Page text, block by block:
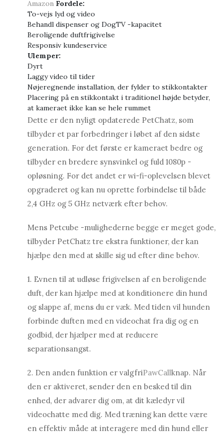
Amazon Fordele:
To-vejs lyd og video
Behandl dispenser og DogTV -kapacitet
Beroligende duftfrigivelse
Responsiv kundeservice
Ulemper:
Dyrt
Laggy video til tider
Nøjeregnende installation, der fylder to stikkontakter
Placering på en stikkontakt i traditionel højde betyder,
at kameraet ikke kan se hele rummet
Dette er den nyligt opdaterede PetChatz, som
tilbyder et par forbedringer i løbet af den sidste
generation. For det første er kameraet bedre og
tilbyder en bredere synsvinkel og fuld 1080p -
opløsning. For det andet er wi-fi-oplevelsen blevet
opgraderet og kan nu oprette forbindelse til både
2,4 GHz og 5 GHz netværk efter behov.
Mens Petcube -mulighederne begge er meget gode,
tilbyder PetChatz tre ekstra funktioner, der kan
hjælpe den med at skille sig ud efter dine behov.
1. Evnen til at udløse frigivelsen af ​​en beroligende
duft, der kan hjælpe med at konditionere din hund
og slappe af, mens du er væk. Med tiden vil hunden
forbinde duften med en videochat fra dig og en
godbid, der hjælper med at reducere
separationsangst.
2. Den anden funktion er valgfriPawCallknap. Når
den er aktiveret, sender den en besked til din
enhed, der advarer dig om, at dit kæledyr vil
videochatte med dig. Med træning kan dette være
en effektiv måde at interagere med din hund eller